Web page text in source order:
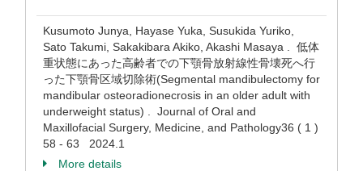
Kusumoto Junya, Hayase Yuka, Susukida Yuriko,
Sato Takumi, Sakakibara Akiko, Akashi Masaya . 低体
重状態にあった高齢者での下顎骨放射線性骨壊死へ行
った下顎骨区域切除術(Segmental mandibulectomy for
mandibular osteoradionecrosis in an older adult with
underweight status) . Journal of Oral and
Maxillofacial Surgery, Medicine, and Pathology36 ( 1 )
58 - 63 2024.1
More details